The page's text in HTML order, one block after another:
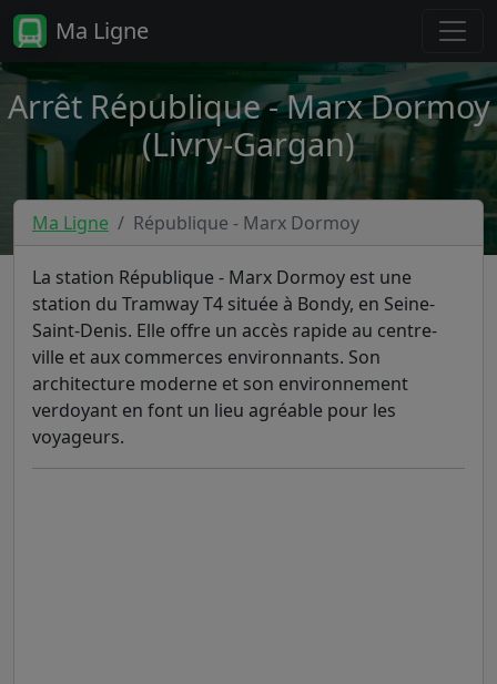
Ma Ligne
Arrêt République - Marx Dormoy
(Livry-Gargan)
Ma Ligne République - Marx Dormoy
La station République - Marx Dormoy est une
station du Tramway T4 située à Bondy, en Seine-
Saint-Denis. Elle offre un accès rapide au centre-
ville et aux commerces environnants. Son
architecture moderne et son environnement
verdoyant en font un lieu agréable pour les
voyageurs.